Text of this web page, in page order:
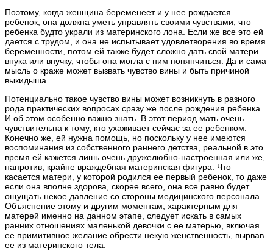
Поэтому, когда женщина беременеет и у нее рождается
ребенок, она должна уметь управлять своими чувствами, что
ребенка будто украли из материнского лона. Если же все это ей
дается с трудом, и она не испытывает удовлетворения во время
беременности, потом ей также будет сложно дать свой матери
внука или внучку, чтобы она могла с ним понянчиться. Да и сама
мысль о краже может вызвать чувство вины и быть причиной
выкидыша.
Потенциально такое чувство вины может возникнуть в разного
рода практических вопросах сразу же после рождения ребенка.
И об этом особенно важно знать. В этот период мать очень
чувствительна к тому, кто ухаживает сейчас за ее ребенком.
Конечно же, ей нужна помощь, но поскольку у нее имеются
воспоминания из собственного раннего детства, реальной в это
время ей кажется лишь очень дружелюбно-настроенная или же,
напротив, крайне враждебная материнская фигура. Что
касается матери, у которой родился ее первый ребенок, то даже
если она вполне здорова, скорее всего, она все равно будет
ощущать некое давление со стороны медицинского персонала.
Объяснение этому и другим моментам, характерным для
матерей именно на данном этапе, следует искать в самых
ранних отношениях маленькой девочки с ее матерью, включая
ее примитивное желание обрести некую женственность, вырвав
ее из материнского тела.